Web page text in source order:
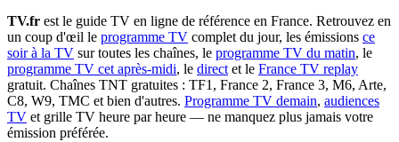
TV.fr est le guide TV en ligne de référence en France. Retrouvez en
un coup d'œil le programme TV complet du jour, les émissions ce
soir à la TV sur toutes les chaînes, le programme TV du matin, le
programme TV cet après-midi, le direct et le France TV replay
gratuit. Chaînes TNT gratuites : TF1, France 2, France 3, M6, Arte,
C8, W9, TMC et bien d'autres. Programme TV demain, audiences
TV et grille TV heure par heure — ne manquez plus jamais votre
émission préférée.